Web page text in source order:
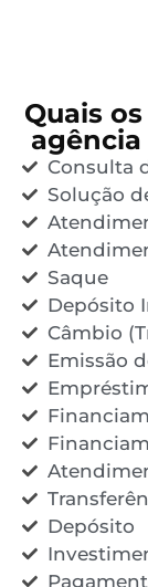
Quais
agência
Consulta
Solução
Saque
Depósito
Câmbio
Emissão
Depósito